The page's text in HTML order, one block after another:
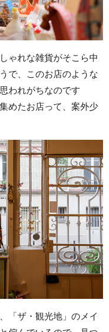
ゃれな雑貨がそこら中
で、このお店のような
われがちなのです
めたお店って、案外少
「ザ・観光地」のメイ